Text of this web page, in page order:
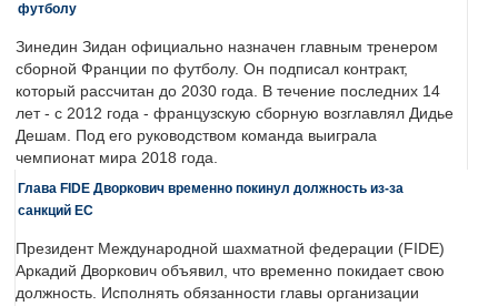
футболу
Зинедин Зидан официально назначен главным тренером
сборной Франции по футболу. Он подписал контракт,
который рассчитан до 2030 года. В течение последних 14
лет - с 2012 года - французскую сборную возглавлял Дидье
Дешам. Под его руководством команда выиграла
чемпионат мира 2018 года.
Глава FIDE Дворкович временно покинул должность из-за
санкций ЕС
Президент Международной шахматной федерации (FIDE)
Аркадий Дворкович объявил, что временно покидает свою
должность. Исполнять обязанности главы организации